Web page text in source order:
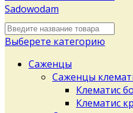
Выберете категорию
Саженцы
Саженцы
Клематис
Клематис